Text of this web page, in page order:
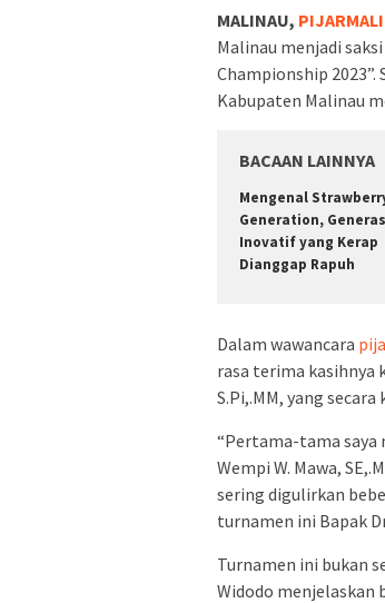
MALINAU,
Malinau menjadi
Championship
Kabupaten Malinau
BACAAN LAINNYA
Mengenal
Generation,
Inovatif yang Kerap
Dianggap Rapuh
Dalam wawancara
rasa terima kasihnya
S.Pi,.MM, yang
“Pertama-tama saya
Wempi W. Mawa,
sering digulirkan
turnamen ini Bapak
Turnamen ini bukan
Widodo menjelaskan